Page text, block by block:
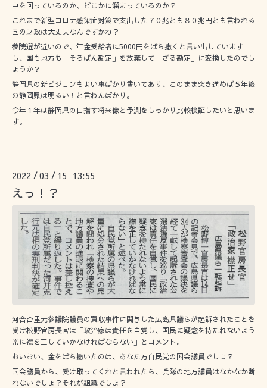
中を回っているのか、どこかに溜まっているのか？
これまで新型コロナ感染症対策で支出した７０兆とも８０兆円とも言われる
国の財政は大丈夫なんですかね？
参院選が近いので、年金受給者に5000円をばら撒くと言い出しています
し、国も地方も「そろばん勘定」を放棄して「ざる勘定」に変換したのでし
ょうか？
静岡県の新ビジョンもよい事ばかり書いてあり、このまま突き進めば５年後
の静岡県は明るい！と言わんばかり。
今年１年は静岡県の目指す将来像と予測をしっかり比較検証したいと思いま
す。
2022 /03 / 15 13:55
えっ！？
河合杏里元参議院議員の買収事件に関与した広島県議らが起訴されたことを
受け松野官房長官は「政治家は責任を自覚し、国民に疑念を持たれないよう
常に襟を正していかなければならない」とコメント。
おいおい、金をばら撒いたのは、あなた方自民党の国会議員でしょ？
国会議員から、受け取ってくれと言われたら、兵隊の地方議員はなかなか断
れないでしょ？それが組織でしょ？